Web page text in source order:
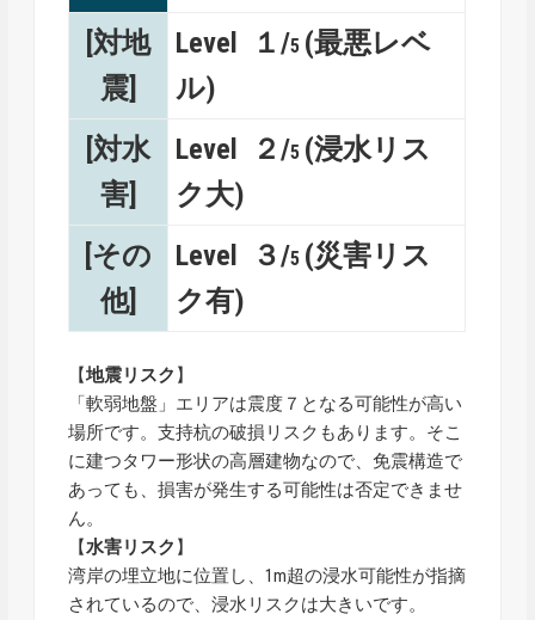
[対地
震]
Level １/5 (最悪レベ
ル)
[対水
害]
Level ２/5 (浸水リス
ク大)
[その
他]
Level ３/5 (災害リス
ク有)
【地震リスク 】
「軟弱地盤」エリアは震度７となる可能性が高い
場所です。支持杭の破損リスクもあります。そこ
に建つタワー形状の高層建物なので、免震構造で
あっても、損害が発生する可能性は否定できませ
ん。
【水害リスク 】
湾岸の埋立地に位置し、1m超の浸水可能性が指摘
されているので、浸水リスクは大きいです。